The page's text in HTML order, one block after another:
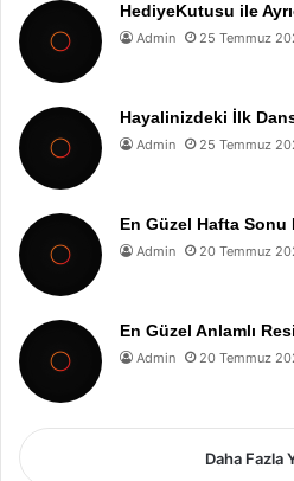
HediyeKutusu ile
Admin 25 Temmuz
Hayalinizdeki İlk
Admin 25 Temmuz
En Güzel Hafta Sonu
Admin 20 Temmuz
En Güzel Anlamlı
Admin 20 Temmuz
Daha Fazla